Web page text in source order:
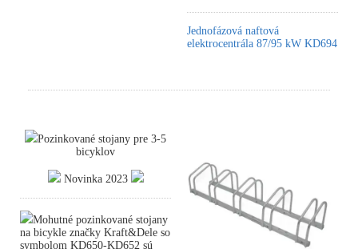
Jednofázová naftová
elektrocentrála 87/95 kW KD694
Pozinkované stojany pre 3-5
bicyklov
Novinka 2023
Mohutné pozinkované stojany
na bicykle značky Kraft&Dele so
symbolom KD650-KD652 sú